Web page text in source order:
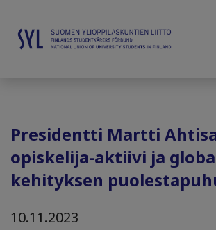
Presidentti Martti
opiskelija-aktiivi ja
kehityksen
10.11.2023